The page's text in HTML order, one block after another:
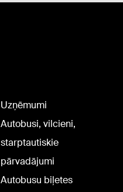
Uzņēmumi
Autobusi, vilcieni,
starptautiskie
pārvadājumi
Autobusu biļetes